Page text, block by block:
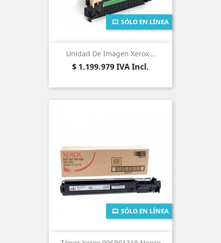
Unidad De Imagen Xerox...
Precio
$ 1.199.979IVA Incl.
SÓLO EN LÍNEA
SÓLO EN LÍNEA